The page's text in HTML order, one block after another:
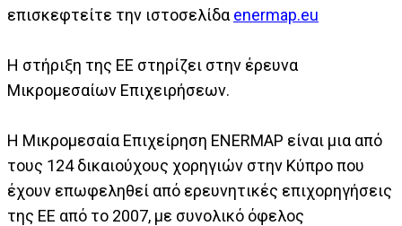
επισκεφτείτε την ιστοσελίδα enermap.eu
Η στήριξη της ΕΕ στηρίζει στην έρευνα
Μικρομεσαίων Επιχειρήσεων.
Η Μικρομεσαία Επιχείρηση ENERMAP είναι μια από
τους 124 δικαιούχους χορηγιών στην Κύπρο που
έχουν επωφεληθεί από ερευνητικές επιχορηγήσεις
της ΕΕ από το 2007, με συνολικό όφελος